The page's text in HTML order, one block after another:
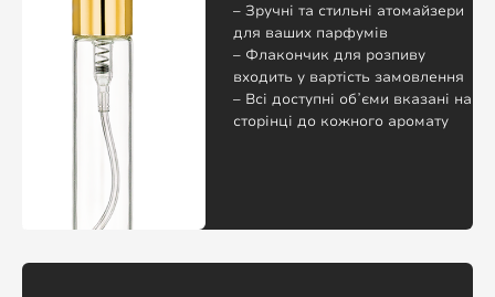
– Зручні та стильні атомайзери
для ваших парфумів
– Флакончик для розпиву
входить у вартість замовлення
– Всі доступні обʼєми вказані на
сторінці до кожного аромату